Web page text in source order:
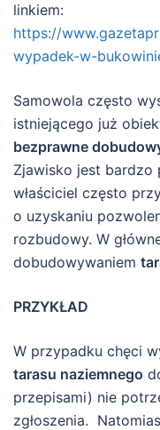
linkiem:
https://
wypadek-w-
Samowola często
istniejącego już
bezprawne
Zjawisko jest bardzo
właściciel często
o uzyskaniu
rozbudowy. W
dobudowywaniem
PRZYKŁAD
W przypadku chęci
tarasu naziemnego
przepisami) nie
zgłoszenia.